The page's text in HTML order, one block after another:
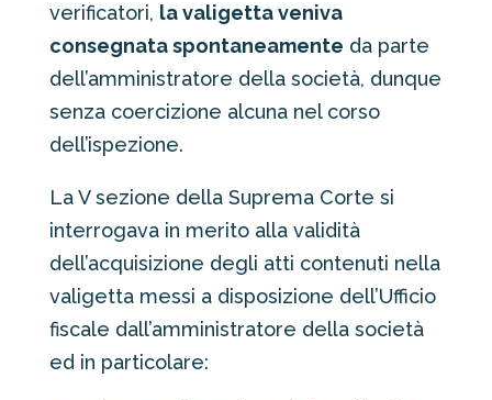
verificatori, la valigetta veniva
consegnata spontaneamente da parte
dell’amministratore della società, dunque
senza coercizione alcuna nel corso
dell’ispezione.
La V sezione della Suprema Corte si
interrogava in merito alla validità
dell’acquisizione degli atti contenuti nella
valigetta messi a disposizione dell’Ufficio
fiscale dall’amministratore della società
ed in particolare: